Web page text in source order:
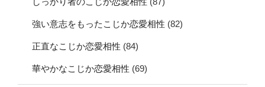
強い意志をもったこじか恋愛相性 (82)
正直なこじか恋愛相性 (84)
華やかなこじか恋愛相性 (69)